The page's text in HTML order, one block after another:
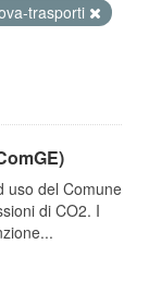
trasporti
uso del Comune
di CO2. I